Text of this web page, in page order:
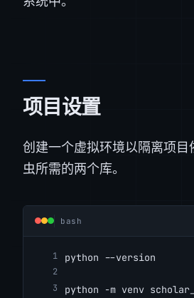
项目设置
创建一个虚拟环境以隔离项目
虫所需的两个库。
bash
python --version
python -m venv